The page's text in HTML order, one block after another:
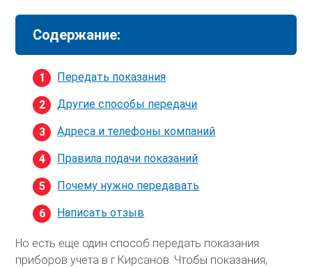
Содержание:
Передать показания
Другие способы передачи
Адреса и телефоны компаний
Правила подачи показаний
Почему нужно передавать
Написать отзыв
Но есть еще один способ передать показания
приборов учета в г.Кирсанов. Чтобы показания,